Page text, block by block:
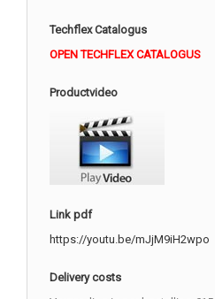
Techflex Catalogus
OPEN TECHFLEX CATALOGUS
Productvideo
Link pdf
https://youtu.be/mJjM9iH2wpo
Delivery costs